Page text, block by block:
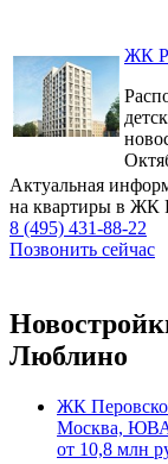
ЖК
Актуальная
на квартиры в ЖК
8 (495) 431-88-22
Позвонить сейчас
Люблино
ЖК
Москва,
от 10,8 млн